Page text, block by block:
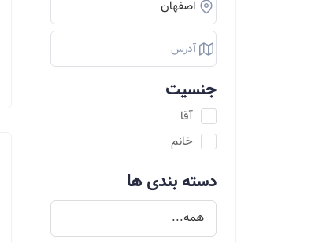
جنسیت
آقا
خانم
دسته بندی ها